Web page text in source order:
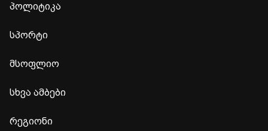
პოლიტიკა
სპორტი
მსოფლიო
სხვა ამბები
რეგიონი